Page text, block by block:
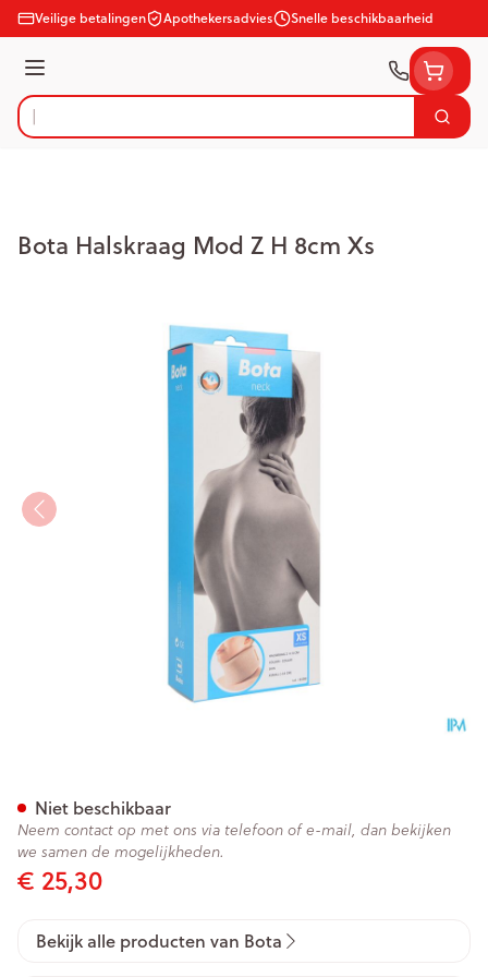
Ga naar de inhoud
Veilige betalingen Apothekersadvies Snelle beschikbaarheid
Menu
Product, merk, categorie...
Zoek
Bota Halskraag Mod Z H 8cm Xs
€ 25,30
Niet beschikbaar
Neem contact op met ons via telefoon of e-mail, dan bekijken
we samen de mogelijkheden.
Bekijk alle producten van Bota